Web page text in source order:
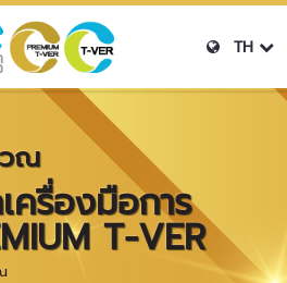
TH
วณ
ครื่องมือการ
T-VER